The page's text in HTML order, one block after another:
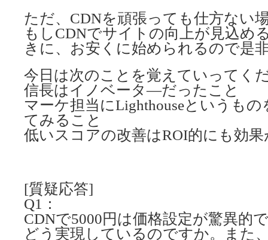
ただ、CDNを頑張っても仕方ない
もしCDNでサイトの向上が見込め
きに、お安くに始められるので是
今日は次のことを覚えていってく
信長はイノベータ―だったこと
マーケ担当にLighthouseというも
てみること
低いスコアの改善はROI的にも効
[質疑応答]
Q1：
CDNで5000円は価格設定が驚異的
どう実現しているのですか。また